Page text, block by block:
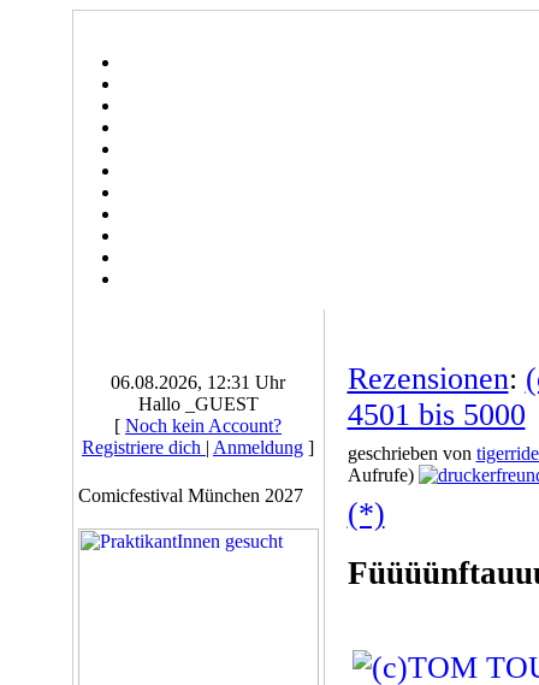
06.08.2026, 12:31 Uhr
Hallo _GUEST
[ Noch kein Account?
Registriere dich | Anmeldung ]
Comicfestival München 2027
Rezensionen:
4501 bis 5000
geschrieben von
Aufrufe)
(*)